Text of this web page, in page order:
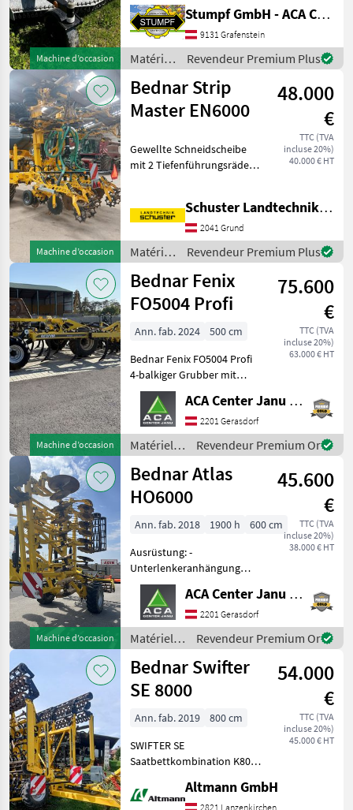
Machine d’occasion
**Marke:** Bednar
**Baujahr:** 2021
**Betriebsstunden:** 0
Stunden **Arbeitsbreite:**
250
Stumpf GmbH - ACA Center Stumpf
9131 Grafenstein
Matériels
de semis
/ Bednar
Revendeur Premium Plus
Machine d’occasion
Bednar Strip
Master EN6000
48.000
€
TTC (TVA
incluse 20%)
40.000 € HT
Gewellte Schneidscheibe
mit 2 Tiefenführungsräder.
hydraulischer
Steinsicherung. Arbeitstiefe
5-35cm. Flachstab N
Schuster Landtechnik Grund
2041 Grund
Matériels
de semis
/ Bednar
Revendeur Premium Plus
Machine d’occasion
Bednar Fenix
FO5004 Profi
75.600
€
TTC (TVA
incluse 20%)
63.000 € HT
Ann. fab. 2024
500 cm
Bednar Fenix FO5004 Profi
4-balkiger Grubber mit
800mm Rahmenhöhe
Ausstattung: - Long Life
Meißelschar 80mm breite
inkl. Flügel mit 125mm -
hydraulische Tiefen
ACA Center Janu GmbH
2201 Gerasdorf
Matériels
de travail
du sol /
Bednar
Revendeur Premium Or
Machine d’occasion
Bednar Atlas
HO6000
45.600
€
TTC (TVA
incluse 20%)
38.000 € HT
Ann. fab. 2018 1900 h
600 cm
Ausrüstung: -
Unterlenkeranhängung
KAT.3 - Gezackte Scheiben
mit Durchmesser 660mm -
Doppelstabwalze mit
Rohrstabwalze
(Durchmesser 470mm) und
Flachstabwalze (D
ACA Center Janu GmbH
2201 Gerasdorf
Matériels
de travail
du sol /
Bednar
Revendeur Premium Or
Bednar Swifter
SE 8000
54.000
€
TTC (TVA
incluse 20%)
45.000 € HT
Ann. fab. 2019
800 cm
SWIFTER SE
Saatbettkombination K80
Crossboard VordereAltmann GmbH
2821 Lanzenkirchen